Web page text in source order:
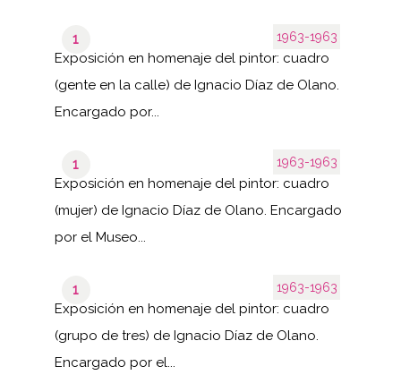
1963-1963
1
Exposición en homenaje del pintor: cuadro
(gente en la calle) de Ignacio Díaz de Olano.
Encargado por...
1963-1963
1
Exposición en homenaje del pintor: cuadro
(mujer) de Ignacio Díaz de Olano. Encargado
por el Museo...
1963-1963
1
Exposición en homenaje del pintor: cuadro
(grupo de tres) de Ignacio Díaz de Olano.
Encargado por el...